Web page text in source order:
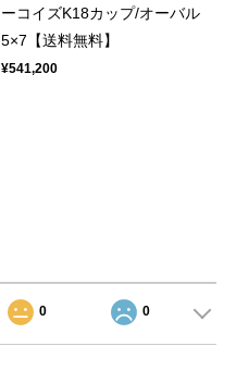
ーコイズK18カップ/オーバル
5×7【送料無料】
¥541,200
0 0